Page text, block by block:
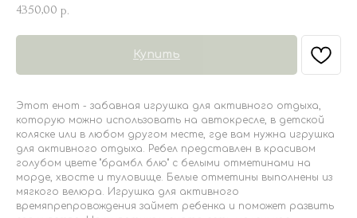
4350,00 р.
Купить
Этот енот - забавная игрушка для активного отдыха,
которую можно использовать на автокресле, в детской
коляске или в любом другом месте, где вам нужна игрушка
для активного отдыха. Ребел представлен в красивом
голубом цвете "брамбл блю" с белыми отметинами на
морде, хвосте и туловище. Белые отметины выполнены из
мягкого велюра. Игрушка для активного
времяпрепровождения займет ребенка и поможет развить